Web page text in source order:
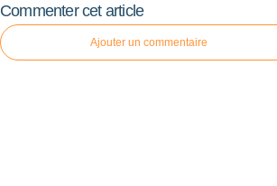
Commenter cet article
Ajouter un commentaire